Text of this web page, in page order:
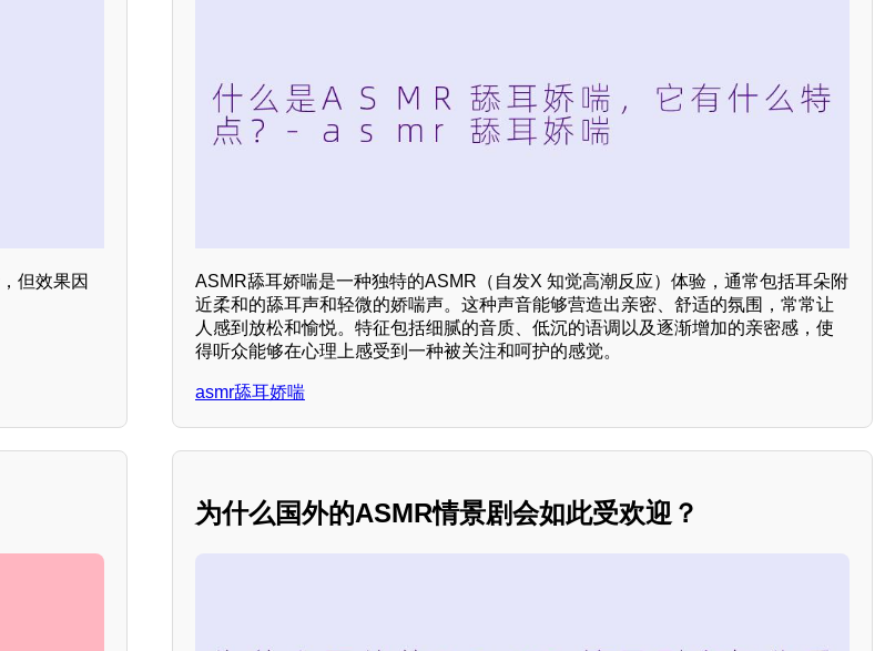
但效果因
ASMR舔耳娇喘是一种独特的ASMR（自发X 知觉高潮反应）体验，通常包括耳朵附
近柔和的舔耳声和轻微的娇喘声。这种声音能够营造出亲密、舒适的氛围，常常让
人感到放松和愉悦。特征包括细腻的音质、低沉的语调以及逐渐增加的亲密感，使
得听众能够在心理上感受到一种被关注和呵护的感觉。
asmr舔耳娇喘
为什么国外的ASMR情景剧会如此受欢迎？